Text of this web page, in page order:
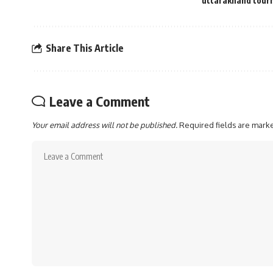
Share This Article
Leave a Comment
Your email address will not be published.Required fields are